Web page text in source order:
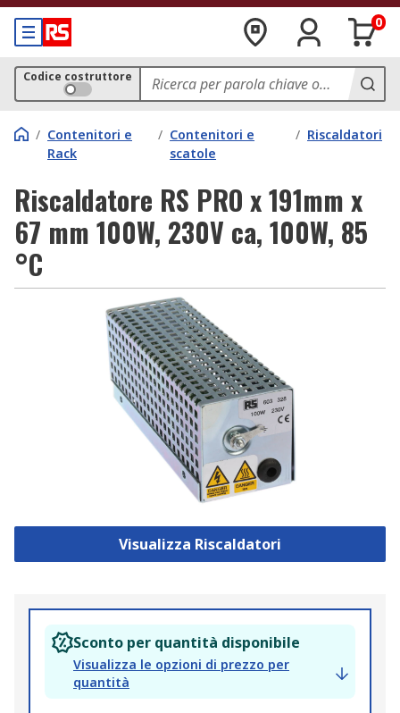
0
Codice costruttore
/ Contenitori e
Rack
/ Contenitori e
scatole
/ Riscaldatori
Riscaldatore RS PRO x 191mm x
67 mm 100W, 230V ca, 100W, 85
°C
Visualizza Riscaldatori
Sconto per quantità disponibile
Visualizza le opzioni di prezzo per
quantità